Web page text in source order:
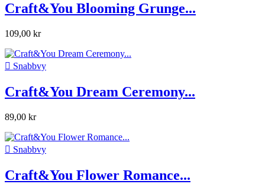
Craft&You Blooming Grunge...
109,00 kr
 Snabbvy
Craft&You Dream Ceremony...
89,00 kr
 Snabbvy
Craft&You Flower Romance...